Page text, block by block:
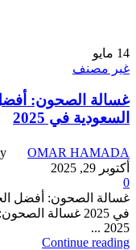
14 مايو
غير مصنف
غسالة الصحون: أفضل
السعودية في 2025
OMAR HAMADA
أكتوبر 29, 2025
0
غسالة الصحون: أفضل
في 2025 غسالة
2025 ...
Continue reading